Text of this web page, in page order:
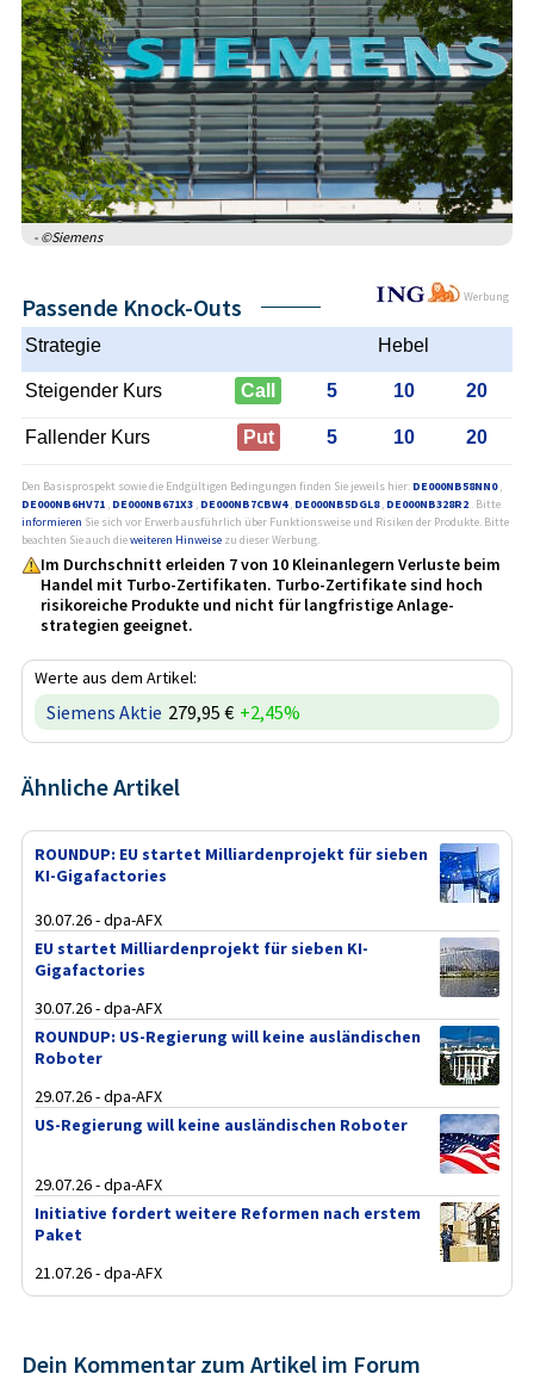
- ©Siemens
Werbung
Passende Knock-Outs
Strategie Hebel
Steigender Kurs Call 5 10 20
Fallender Kurs Put 5 10 20
Den Basisprospekt sowie die Endgültigen Bedingungen finden Sie jeweils hier: DE000NB58NN0,
DE000NB6HV71 , DE000NB671X3 , DE000NB7CBW4, DE000NB5DGL8, DE000NB328R2 . Bitte
informieren Sie sich vor Erwerb ausführlich über Funktionsweise und Risiken der Produkte. Bitte
beachten Sie auch dieweiteren Hinweise zu dieser Werbung.
Im Durchschnitt erleiden 7 von 10 Kleinanlegern Verluste beim
Handel mit Turbo-Zertifikaten. Turbo-Zertifikate sind hoch
risikoreiche Produkte und nicht für langfristige Anlage­
strategien geeignet.
Werte aus dem Artikel:
Siemens Aktie 279,95 € +2,45%
Ähnliche Artikel
ROUNDUP: EU startet Milliardenprojekt für sieben
KI-Gigafactories
30.07.26 - dpa-AFX
EU startet Milliardenprojekt für sieben KI-
Gigafactories
30.07.26 - dpa-AFX
ROUNDUP: US-Regierung will keine ausländischen
Roboter
29.07.26 - dpa-AFX
US-Regierung will keine ausländischen Roboter
29.07.26 - dpa-AFX
Initiative fordert weitere Reformen nach erstem
Paket
21.07.26 - dpa-AFX
Dein Kommentar zum Artikel im Forum